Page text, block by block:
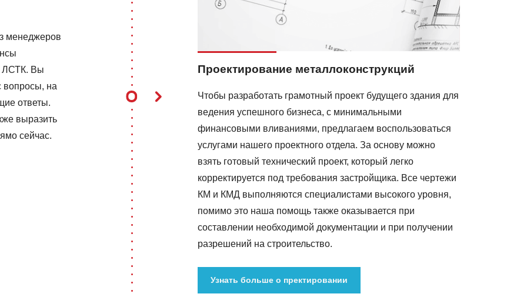
менеджеров
ЛСТК. Вы
вопросы, на
ответы.
выразить
сейчас.
Проектирование металлоконструкций
Чтобы разработать грамотный проект будущего здания для
ведения успешного бизнеса, с минимальными
финансовыми вливаниями, предлагаем воспользоваться
услугами нашего проектного отдела. За основу можно
взять готовый технический проект, который легко
корректируется под требования застройщика. Все чертежи
КМ и КМД выполняются специалистами высокого уровня,
помимо это наша помощь также оказывается при
составлении необходимой документации и при получении
разрешений на строительство.
Узнать больше о пректировании